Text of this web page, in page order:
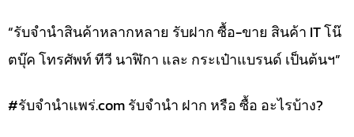
“รับจำนำสินค้าหลากหลาย รับฝาก ซื้อ-ขาย สินค้า IT โน๊
ตบุ๊ค โทรศัพท์ ทีวี นาฬิกา และ กระเป๋าแบรนด์ เป็นต้นฯ”
#รับจํานําแพร่.com รับจำนำ ฝาก หรือ ซื้อ อะไรบ้าง?